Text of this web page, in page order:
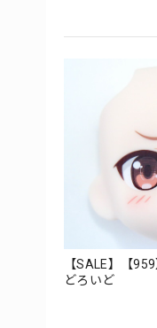
【SALE】【
どろいど